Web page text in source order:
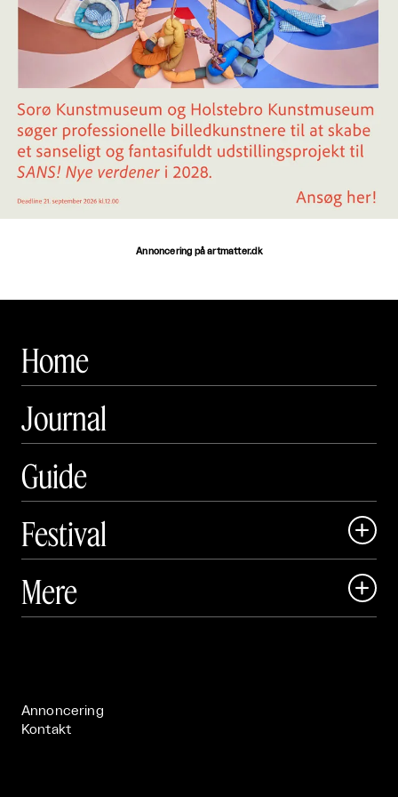
Annoncering på artmatter.dk
Home
Journal
Guide
Festival

 Art Matter Festival
Mere 
Annoncering
Kontakt